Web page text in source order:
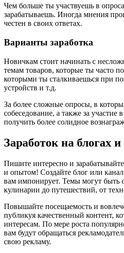
Чем больше ты участвуешь в
зарабатываешь. Иногда мнения
честен в своих ответах.
Варианты заработка
Новичкам стоит начинать с
темам товаров, которые ты часто
которыми ты сталкиваешься при
устройств и т.д.
За более сложные опросы, в
собеседование, а также за
получить более солидное
Заработок на блогах
Пишите интересно и
и опытом! Создайте блог или
вам импонирует. Темы могут быть
кулинарии до путешествий, от
Повышайте посещаемость и
публикуя качественный контент,
интересам. По мере роста
вам будут обращаться
свою рекламу.